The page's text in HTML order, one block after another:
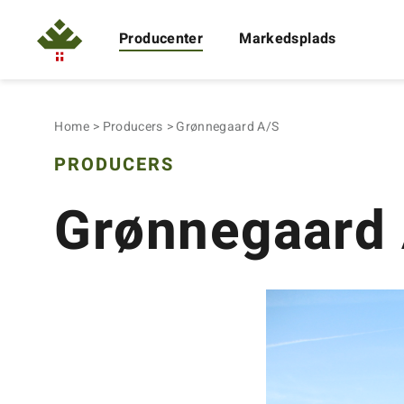
Producenter Markedsplads
Home Producers Grønnegaard A/S
PRODUCERS